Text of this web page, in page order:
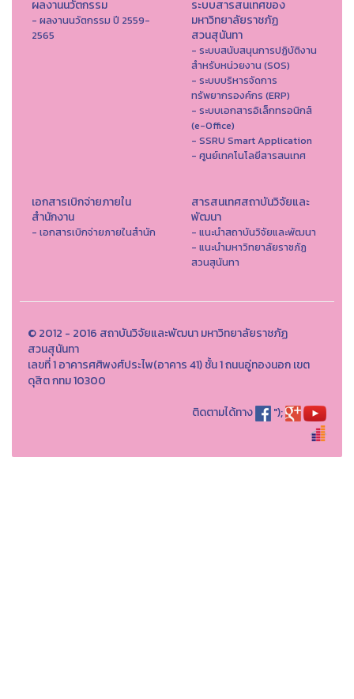
ผลงานนวัตกรรม
- ผลงานนวัตกรรม ปี 2559-
2565
ระบบสารสนเทศของ
มหาวิทยาลัยราชภัฏ
สวนสุนันทา
- ระบบสนับสนุนการปฏิบัติงาน
สำหรับหน่วยงาน (SOS)
- ระบบบริหารจัดการ
ทรัพยากรองค์กร (ERP)
- ระบบเอกสารอิเล็กทรอนิกส์
(e-Office)
- SSRU Smart Application
- ศูนย์เทคโนโลยีสารสนเทศ
เอกสารเบิกจ่ายภายใน
สำนักงาน
- เอกสารเบิกจ่ายภายในสำนัก
สารสนเทศสถาบันวิจัยและ
พัฒนา
- แนะนำสถาบันวิจัยและพัฒนา
- แนะนำมหาวิทยาลัยราชภัฏ
สวนสุนันทา
© 2012 - 2016 สถาบันวิจัยและพัฒนา มหาวิทยาลัยราชภัฏ
สวนสุนันทา
เลขที่ 1 อาคารศศิพงศ์ประไพ(อาคาร 41) ชั้น 1 ถนนอู่ทองนอก เขต
ดุสิต กทม 10300
ติดตามได้ทาง
");